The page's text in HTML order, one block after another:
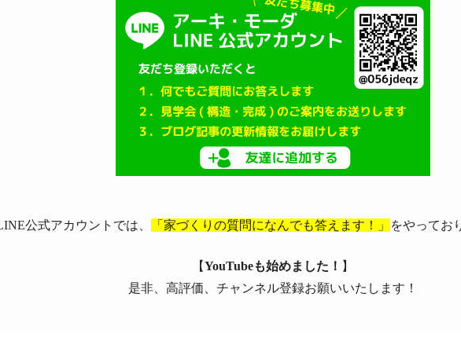
公式アカウントでは、 「家づくりの質問になんでも答えます！」 をやってお
【YouTubeも始めました！ 】
是非、高評価、チャンネル登録お願いいたします！